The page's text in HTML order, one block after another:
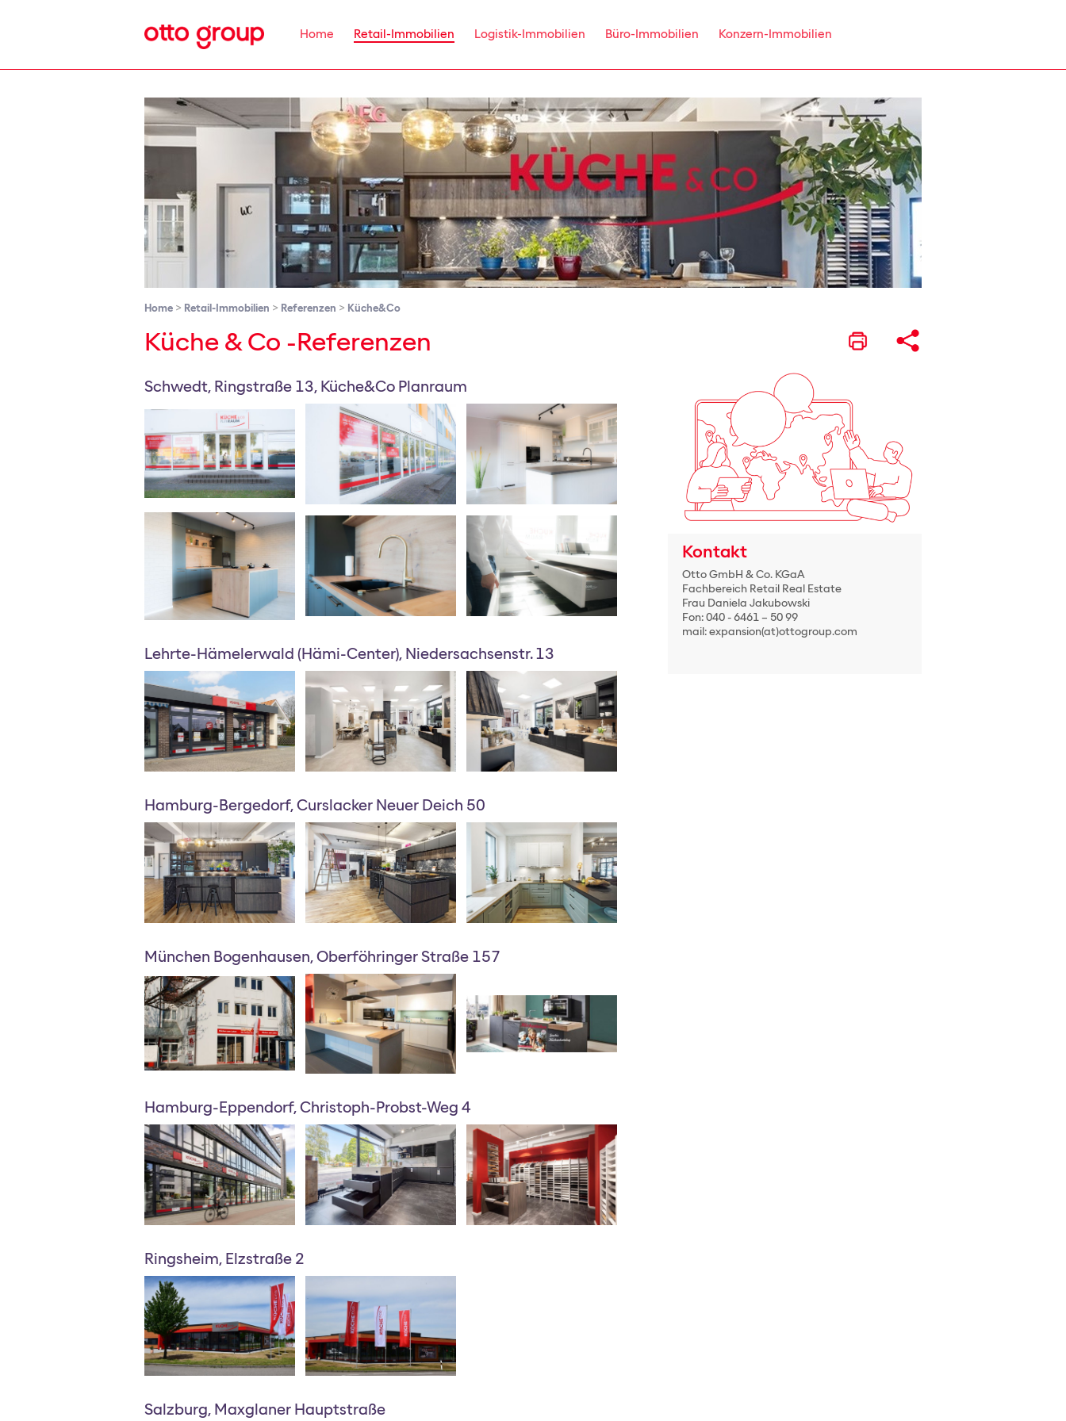
Home Retail-Immobilien Logistik-Immobilien Büro-Immobilien Konzern-Immobilien
Home > Retail-Immobilien > Referenzen > Küche&Co
Küche & Co -Referenzen
Schwedt, Ringstraße 13, Küche&Co Planraum
Lehrte-Hämelerwald (Hämi-Center), Niedersachsenstr. 13
Hamburg-Bergedorf, Curslacker Neuer Deich 50
München Bogenhausen, Oberföhringer Straße 157
Hamburg-Eppendorf, Christoph-Probst-Weg 4
Ringsheim, Elzstraße 2
Salzburg, Maxglaner Hauptstraße
Kontakt
Otto GmbH & Co. KGaA
Fachbereich Retail Real Estate
Frau Daniela Jakubowski
Fon: 040 - 6461 – 50 99
mail: expansion(at)ottogroup.com